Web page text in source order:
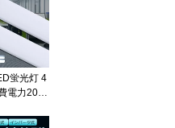
灯 直管
白色 昼白
要 グロ
ー式 ラ
応 FHF20
蛍光灯 4
電力20W
管径T1
12